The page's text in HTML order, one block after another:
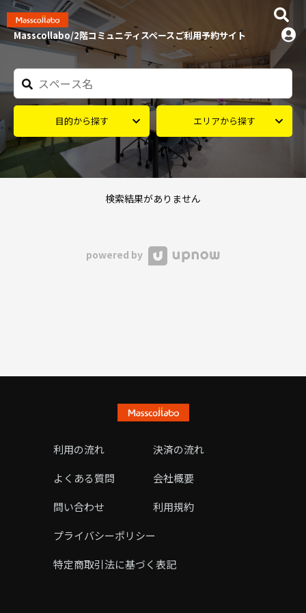
目的から探す エリアから探す
Masscollabo/2階コミュニティスペースご利用予約サイト
検索結果がありません
powered by
利用の流れ
決済の流れ
よくある質問
会社概要
問い合わせ
利用規約
プライバシーポリシー
特定商取引法に基づく表記